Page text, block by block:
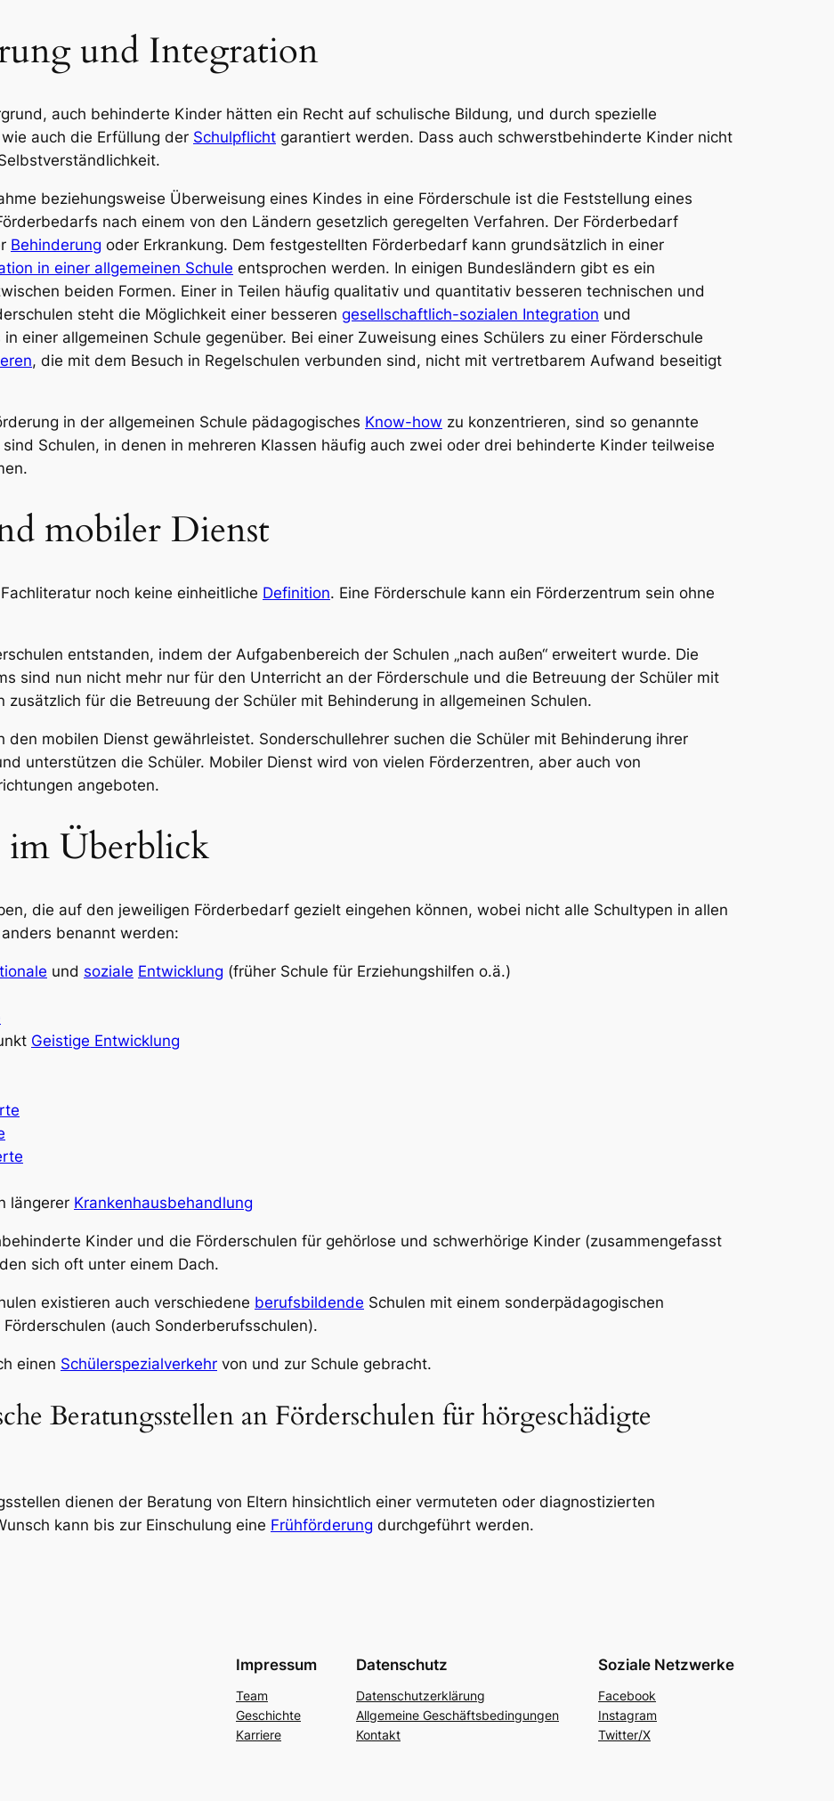
und Integration
auch behinderte Kinder hätten ein Recht auf schulische Bildung, und durch spezielle
auch die Erfüllung der Schulpflicht garantiert werden. Dass auch schwerstbehinderte Kinder nicht
beziehungsweise Überweisung eines Kindes in eine Förderschule ist die Feststellung eines
nach einem von den Ländern gesetzlich geregelten Verfahren. Der Förderbedarf
Behinderung oder Erkrankung. Dem festgestellten Förderbedarf kann grundsätzlich in einer
in einer allgemeinen Schule entsprochen werden. In einigen Bundesländern gibt es ein
beiden Formen. Einer in Teilen häufig qualitativ und quantitativ besseren technischen und
steht die Möglichkeit einer besseren gesellschaftlich-sozialen Integration und
einer allgemeinen Schule gegenüber. Bei einer Zuweisung eines Schülers zu einer Förderschule
, die mit dem Besuch in Regelschulen verbunden sind, nicht mit vertretbarem Aufwand beseitigt
in der allgemeinen Schule pädagogisches Know-how zu konzentrieren, sind so genannte
Schulen, in denen in mehreren Klassen häufig auch zwei oder drei behinderte Kinder teilweise
mobiler Dienst
noch keine einheitliche Definition. Eine Förderschule kann ein Förderzentrum sein ohne
entstanden, indem der Aufgabenbereich der Schulen „nach außen“ erweitert wurde. Die
sind nun nicht mehr nur für den Unterricht an der Förderschule und die Betreuung der Schüler mit
für die Betreuung der Schüler mit Behinderung in allgemeinen Schulen.
den mobilen Dienst gewährleistet. Sonderschullehrer suchen die Schüler mit Behinderung ihrer
unterstützen die Schüler. Mobiler Dienst wird von vielen Förderzentren, aber auch von
angeboten.
im Überblick
die auf den jeweiligen Förderbedarf gezielt eingehen können, wobei nicht alle Schultypen in allen
benannt werden:
und soziale Entwicklung (früher Schule für Erziehungshilfen o.ä.)
Geistige Entwicklung
längerer Krankenhausbehandlung
Kinder und die Förderschulen für gehörlose und schwerhörige Kinder (zusammengefasst
sich oft unter einem Dach.
existieren auch verschiedene berufsbildende Schulen mit einem sonderpädagogischen
(auch Sonderberufsschulen).
einen Schülerspezialverkehr von und zur Schule gebracht.
Beratungsstellen an Förderschulen für hörgeschädigte
dienen der Beratung von Eltern hinsichtlich einer vermuteten oder diagnostizierten
kann bis zur Einschulung eine Frühförderung durchgeführt werden.
Impressum
Team
Geschichte
Karriere
Datenschutz
Datenschutzerklärung
Allgemeine Geschäftsbedingungen
Kontakt
Soziale Netzwerke
Facebook
Instagram
Twitter/X